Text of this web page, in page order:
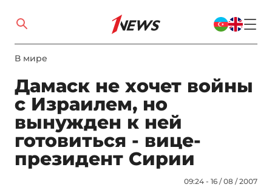
В мире
Дамаск не хочет войны
с Израилем, но
вынужден к ней
готовиться - вице-
президент Сирии
09:24 - 16 / 08 / 2007